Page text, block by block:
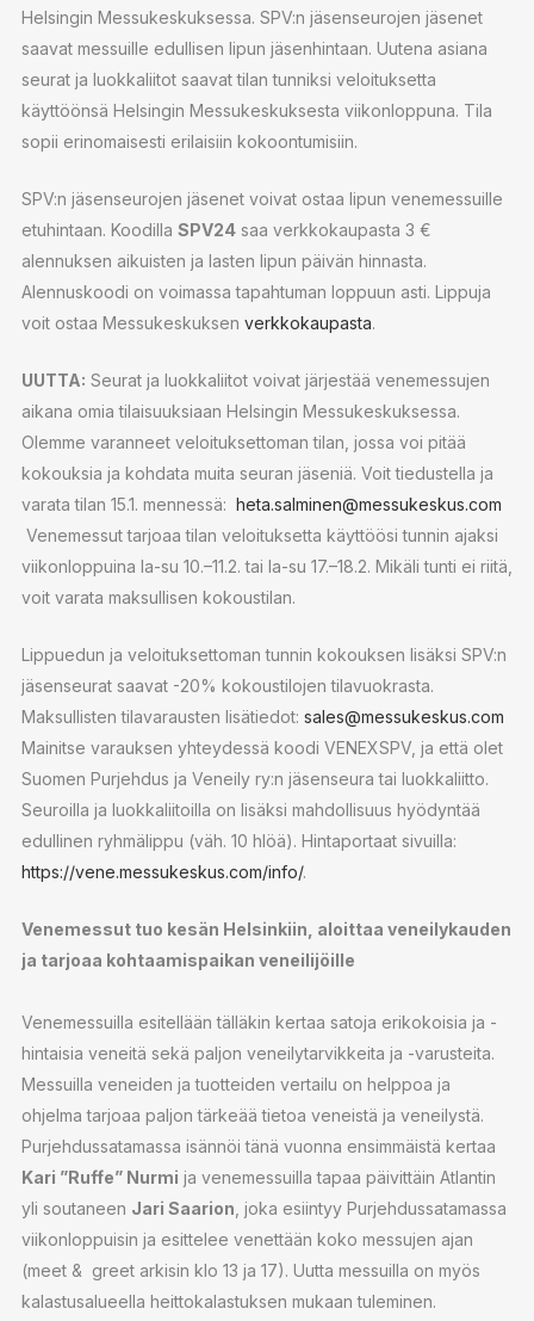
Helsingin Messukeskuksessa. SPV:n jäsenseurojen jäsenet
saavat messuille edullisen lipun jäsenhintaan. Uutena asiana
seurat ja luokkaliitot saavat tilan tunniksi veloituksetta
käyttöönsä Helsingin Messukeskuksesta viikonloppuna. Tila
sopii erinomaisesti erilaisiin kokoontumisiin.
SPV:n jäsenseurojen jäsenet voivat ostaa lipun venemessuille
etuhintaan. Koodilla SPV24saa verkkokaupasta 3 €
alennuksen aikuisten ja lasten lipun päivän hinnasta.
Alennuskoodi on voimassa tapahtuman loppuun asti. Lippuja
voit ostaa Messukeskuksen verkkokaupasta.
UUTTA: Seurat ja luokkaliitot voivat järjestää venemessujen
aikana omia tilaisuuksiaan Helsingin Messukeskuksessa.
Olemme varanneet veloituksettoman tilan, jossa voi pitää
kokouksia ja kohdata muita seuran jäseniä. Voit tiedustella ja
varata tilan 15.1. mennessä: heta.salminen@messukeskus.com
Venemessut tarjoaa tilan veloituksetta käyttöösi tunnin ajaksi
viikonloppuina la-su 10.–11.2. tai la-su 17.–18.2. Mikäli tunti ei riitä,
voit varata maksullisen kokoustilan.
Lippuedun ja veloituksettoman tunnin kokouksen lisäksi SPV:n
jäsenseurat saavat -20% kokoustilojen tilavuokrasta.
Maksullisten tilavarausten lisätiedot: sales@messukeskus.com
Mainitse varauksen yhteydessä koodi VENEXSPV, ja että olet
Suomen Purjehdus ja Veneily ry:n jäsenseura tai luokkaliitto.
Seuroilla ja luokkaliitoilla on lisäksi mahdollisuus hyödyntää
edullinen ryhmälippu (väh. 10 hlöä). Hintaportaat sivuilla:
https://vene.messukeskus.com/info/.
Venemessut tuo kesän Helsinkiin, aloittaa veneilykauden
ja tarjoaa kohtaamispaikan veneilijöille
Venemessuilla esitellään tälläkin kertaa satoja erikokoisia ja -
hintaisia veneitä sekä paljon veneilytarvikkeita ja -varusteita.
Messuilla veneiden ja tuotteiden vertailu on helppoa ja
ohjelma tarjoaa paljon tärkeää tietoa veneistä ja veneilystä.
Purjehdussatamassa isännöi tänä vuonna ensimmäistä kertaa
Kari ”Ruffe” Nurmi ja venemessuilla tapaa päivittäin Atlantin
yli soutaneen Jari Saarion , joka esiintyy Purjehdussatamassa
viikonloppuisin ja esittelee venettään koko messujen ajan
(meet & greet arkisin klo 13 ja 17). Uutta messuilla on myös
kalastusalueella heittokalastuksen mukaan tuleminen.